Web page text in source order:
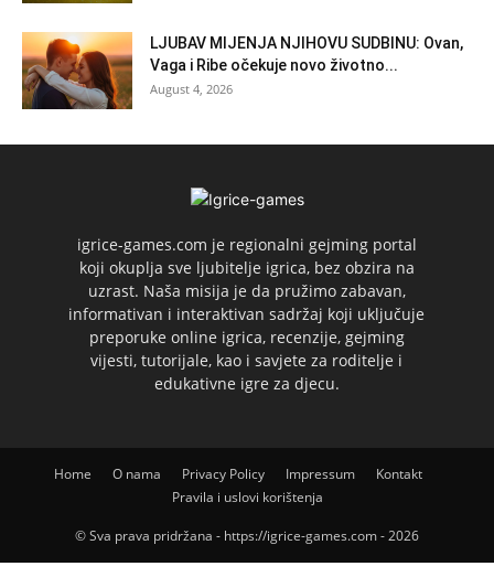
LJUBAV MIJENJA NJIHOVU SUDBINU: Ovan,
Vaga i Ribe očekuje novo životno...
August 4, 2026
igrice-games.com je regionalni gejming portal
koji okuplja sve ljubitelje igrica, bez obzira na
uzrast. Naša misija je da pružimo zabavan,
informativan i interaktivan sadržaj koji uključuje
preporuke online igrica, recenzije, gejming
vijesti, tutorijale, kao i savjete za roditelje i
edukativne igre za djecu.
Home O nama Privacy Policy Impressum
Kontakt
Pravila i uslovi korištenja
© Sva prava pridržana - https://igrice-games.com - 2026